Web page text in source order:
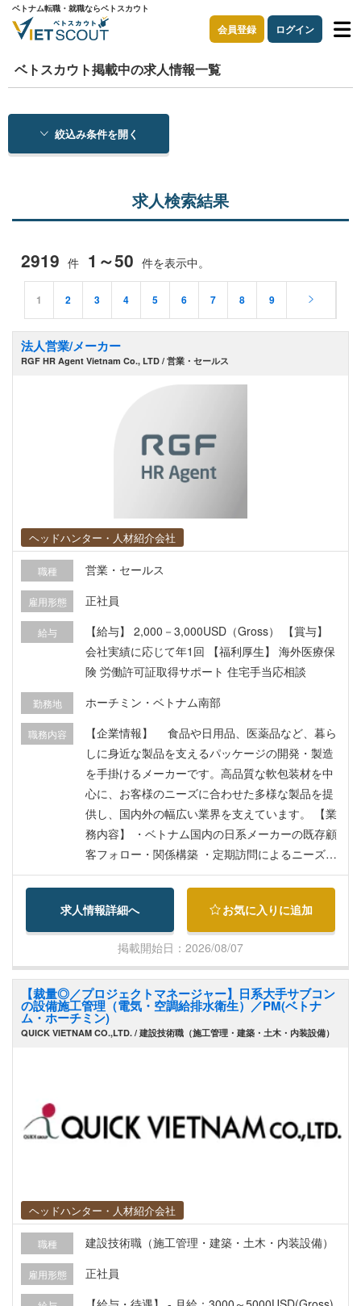
ベトナム転職・就職ならベトスカウト
会員登録 ログイン
ベトスカウト掲載中の求人情報一覧
絞込み条件を開く
求人検索結果
2919 件 1～50 件を表示中。
1 2 3 4 5 6 7 8 9
法人営業/メーカー
RGF HR Agent Vietnam Co., LTD / 営業・セールス
ヘッドハンター・人材紹介会社
職種 営業・セールス
雇用形態 正社員
給与
【給与】 2,000－3,000USD（Gross） 【賞与】
会社実績に応じて年1回 【福利厚生】 海外医療保
険 労働許可証取得サポート 住宅手当応相談
勤務地 ホーチミン・ベトナム南部
職務内容
【企業情報】 食品や日用品、医薬品など、暮ら
しに身近な製品を支えるパッケージの開発・製造
を手掛けるメーカーです。高品質な軟包装材を中
心に、お客様のニーズに合わせた多様な製品を提
供し、国内外の幅広い業界を支えています。 【業
務内容】 ・ベトナム国内の日系メーカーの既存顧
客フォロー・関係構築 ・定期訪問によるニーズヒ
アリング、新商品開発情報の収集 ・包装仕様の提
案、見積作成、価格交渉 ・日本本社デザイン部門
や製造・品質保証部門との調整、案件進行管理 ・
生産数量・納期の調整および納品フォロー ・品質
に関する問い合わせ・クレーム対応、改善提案 ・
新規顧客への提案営業（紹介・問い合わせ対応中
心／全体の1～2割） ・市場・顧客ニーズの情報収
集、営業報告
求人情報詳細へ お気に入りに追加
掲載開始日：2026/08/07
【裁量◎／プロジェクトマネージャー】日系大手サブコン
の設備施工管理（電気・空調給排水衛生）／PM(ベトナ
ム・ホーチミン)
QUICK VIETNAM CO.,LTD. / 建設技術職（施工管理・建築・土木・内装設備）
ヘッドハンター・人材紹介会社
職種 建設技術職（施工管理・建築・土木・内装設備）
雇用形態 正社員